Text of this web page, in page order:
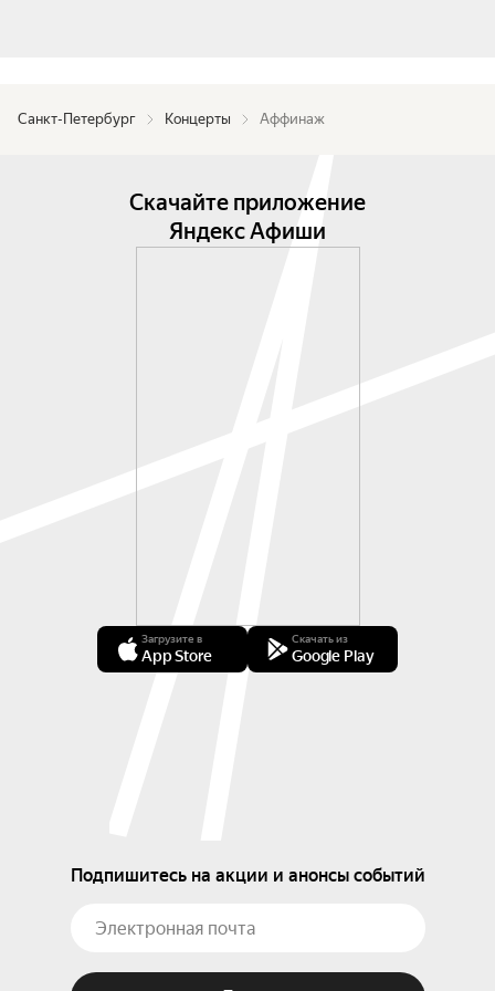
Санкт-Петербург Концерты Аффинаж
Скачайте приложение
Яндекс Афиши
Загрузите в
App Store
Скачать из
Google Play
Подпишитесь на акции и анонсы событий